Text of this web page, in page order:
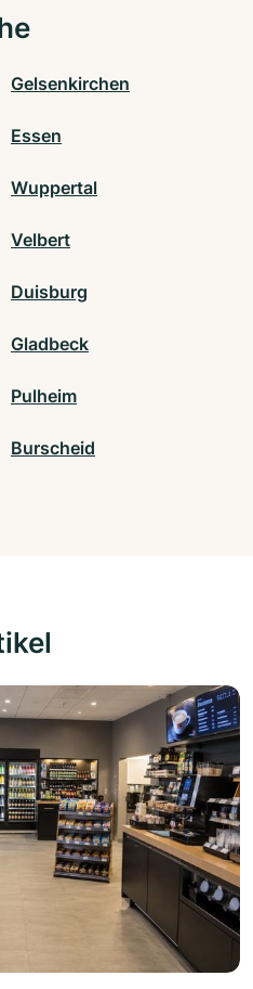
Gelsenkirchen
Essen
Wuppertal
Velbert
Duisburg
Gladbeck
Pulheim
Burscheid